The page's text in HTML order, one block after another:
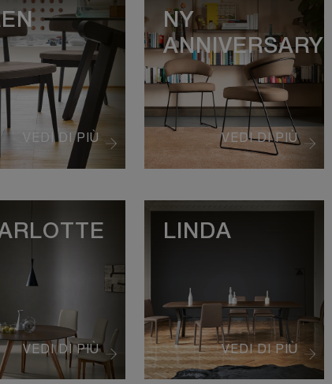
VEDI DI PIÙ VEDI DI PIÙ
NY
ANNIVERSARY
VEDI DI PIÙ VEDI DI PIÙ
LINDA